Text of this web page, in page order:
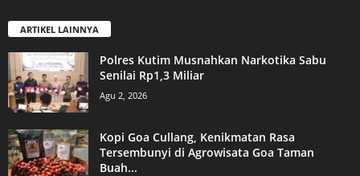
ARTIKEL LAINNYA
Polres Kutim Musnahkan Narkotika Sabu
Senilai Rp1,3 Miliar
Agu 2, 2026
Kopi Goa Cullang, Kenikmatan Rasa
Tersembunyi di Agrowisata Goa Taman
Buah...